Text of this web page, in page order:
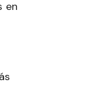
en